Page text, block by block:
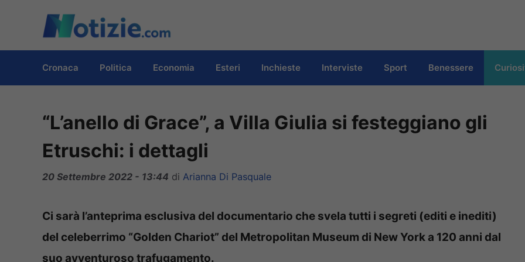
contenuto
Cronaca Politica Economia Esteri Inchieste Interviste Sport Benessere
“L’anello di Grace”, a Villa Giulia si festeggiano gli
Etruschi: i dettagli
20 Settembre 2022 - 13:44 di Arianna Di Pasquale
Ci sarà l’anteprima esclusiva del documentario che svela tutti i segreti (editi e inediti)
del celeberrimo “Golden Chariot” del Metropolitan Museum di New York a 120 anni dal
suo avventuroso trafugamento.